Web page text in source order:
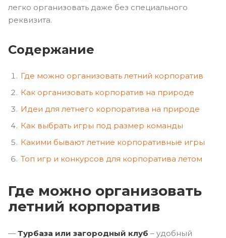
легко организовать даже без специального
реквизита.
Содержание
Где можно организовать летний корпоратив
Как организовать корпоратив на природе
Идеи для летнего корпоратива на природе
Как выбрать игры под размер команды
Какими бывают летние корпоративные игры
Топ игр и конкурсов для корпоратива летом
Где можно организовать
летний корпоратив
— Турбаза или загородный клуб – удобный